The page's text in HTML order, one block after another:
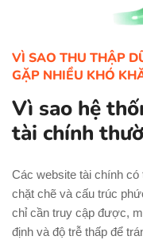
VÌ SAO THU THẬP
GẶP NHIỀU KHÓ
Vì sao hệ
tài chính
Các website tài chính
chặt chẽ và cấu trúc
chỉ cần truy cập được,
định và độ trễ thấp để